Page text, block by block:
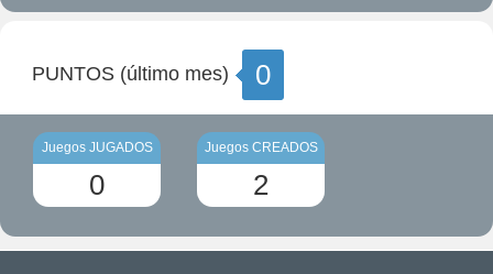
PUNTOS (último mes) 0
Juegos JUGADOS
0
Juegos CREADOS
2